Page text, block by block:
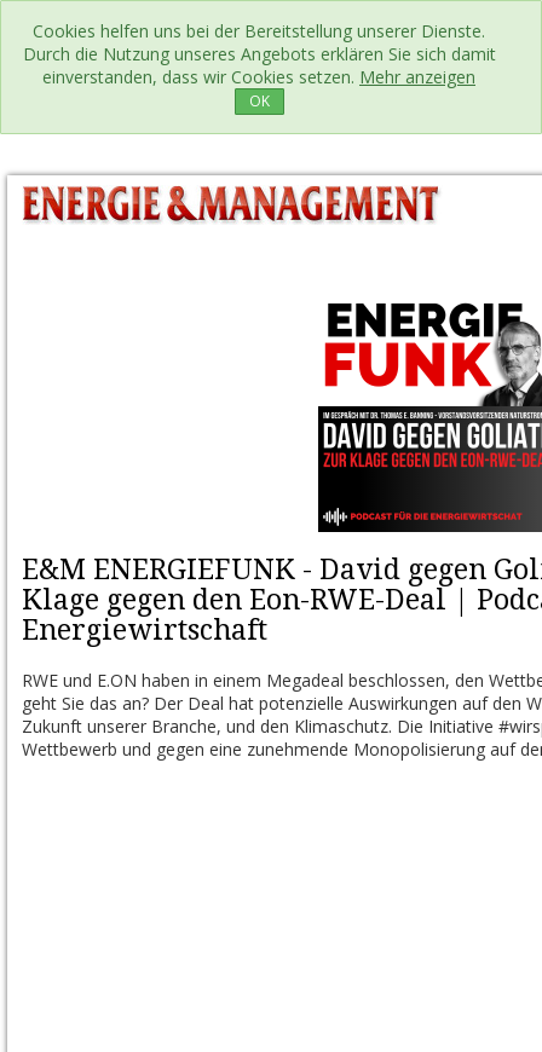
Cookies helfen uns bei der Bereitstellung unserer Dienste.
Durch die Nutzung unseres Angebots erklären Sie sich damit
einverstanden, dass wir Cookies setzen. Mehr anzeigen
OK
E&M ENERGIEFUNK - David gegen
Klage gegen den Eon-RWE-Deal |
Energiewirtschaft
RWE und E.ON haben in einem Megadeal beschlossen, den
geht Sie das an? Der Deal hat potenzielle Auswirkungen auf den
Zukunft unserer Branche, und den Klimaschutz. Die Initiative
Wettbewerb und gegen eine zunehmende Monopolisierung auf